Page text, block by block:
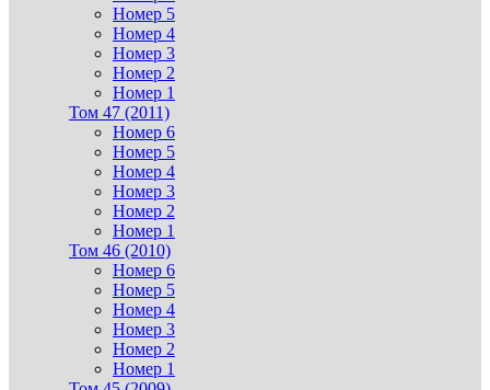
Номер 5
Номер 4
Номер 3
Номер 2
Номер 1
Том 47 (2011)
Номер 6
Номер 5
Номер 4
Номер 3
Номер 2
Номер 1
Том 46 (2010)
Номер 6
Номер 5
Номер 4
Номер 3
Номер 2
Номер 1